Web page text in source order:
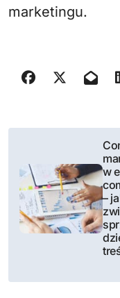
marketingu.
w
a
w
–